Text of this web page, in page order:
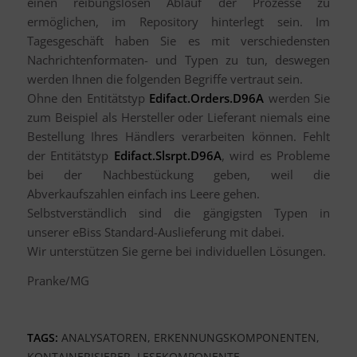
ermöglichen, im Repository hinterlegt sein. Im
Tagesgeschäft haben Sie es mit verschiedensten
Nachrichtenformaten- und Typen zu tun, deswegen
werden Ihnen die folgenden Begriffe vertraut sein.
Ohne den Entitätstyp Edifact.Orders.D96A werden Sie
zum Beispiel als Hersteller oder Lieferant niemals eine
Bestellung Ihres Händlers verarbeiten können. Fehlt
der Entitätstyp Edifact.Slsrpt.D96A, wird es Probleme
bei der Nachbestückung geben, weil die
Abverkaufszahlen einfach ins Leere gehen.
Selbstverständlich sind die gängigsten Typen in
unserer eBiss Standard-Auslieferung mit dabei.
Wir unterstützen Sie gerne bei individuellen Lösungen.
Pranke/MG
TAGS: ANALYSATOREN, ERKENNUNGSKOMPONENTEN,